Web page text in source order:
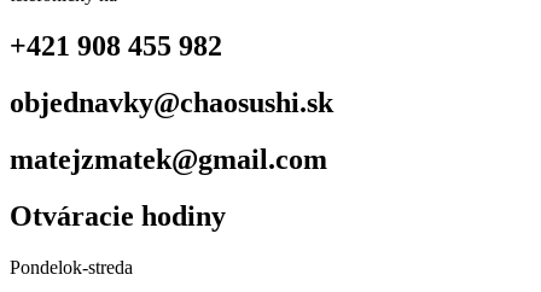
+421 908 455 982
objednavky@chaosushi.sk
matejzmatek@gmail.com
Otváracie hodiny
Pondelok-streda